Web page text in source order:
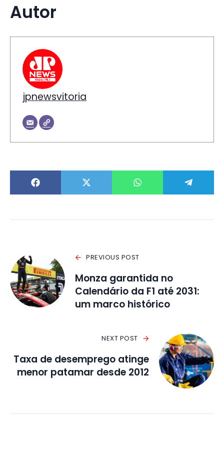
Autor
jpnewsvitoria
PREVIOUS POST
Monza garantida no
Calendário da F1 até 2031:
um marco histórico
NEXT POST
Taxa de desemprego atinge
menor patamar desde 2012